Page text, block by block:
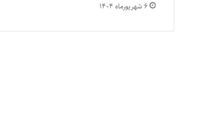
۶ شهریور‌ماه ۱۴۰۴